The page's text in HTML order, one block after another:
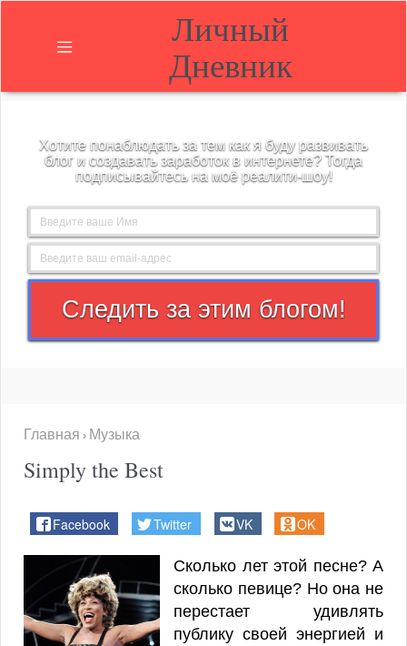
О
блоге
Блог
Контакты
Личный
Дневник
Хотите понаблюдать за тем как я буду развивать
блог и создавать заработок в интернете? Тогда
подписывайтесь на моё реалити-шоу!
Главная › Музыка
Simply the Best
Facebook Twitter VK OK
Сколько лет этой песне? А
сколько певице? Но она не
перестает удивлять
публику своей энергией и